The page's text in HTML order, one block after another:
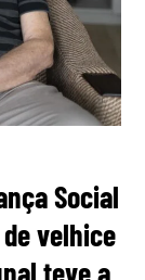
Social
velhice
teve a